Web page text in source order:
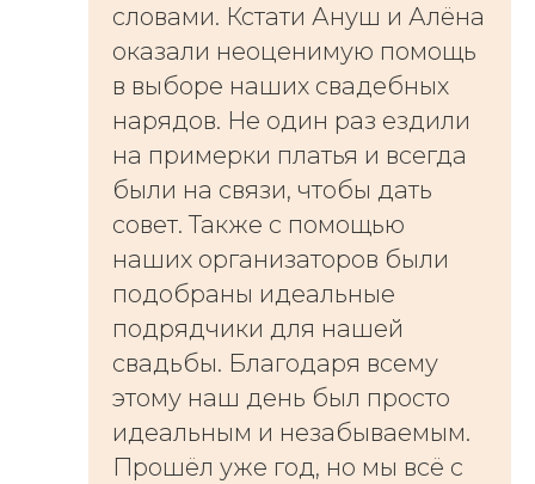
словами. Кстати Ануш и Алёна
оказали неоценимую помощь
в выборе наших свадебных
нарядов. Не один раз ездили
на примерки платья и всегда
были на связи, чтобы дать
совет. Также с помощью
наших организаторов были
подобраны идеальные
подрядчики для нашей
свадьбы. Благодаря всему
этому наш день был просто
идеальным и незабываемым.
Прошёл уже год, но мы всё с